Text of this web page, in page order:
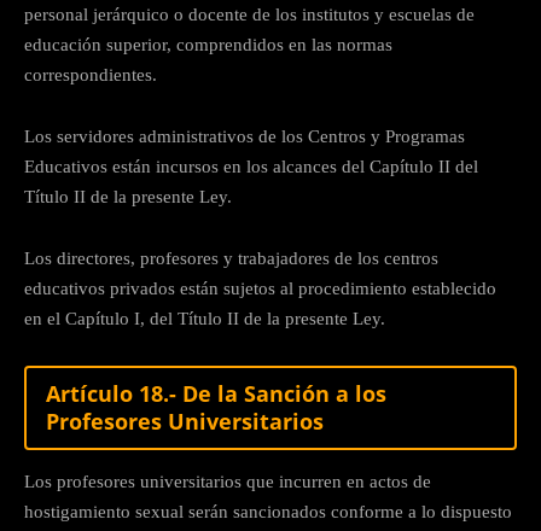
personal jerárquico o docente de los institutos y escuelas de
educación superior, comprendidos en las normas
correspondientes.
Los servidores administrativos de los Centros y Programas
Educativos están incursos en los alcances del Capítulo II del
Título II de la presente Ley.
Los directores, profesores y trabajadores de los centros
educativos privados están sujetos al procedimiento establecido
en el Capítulo I, del Título II de la presente Ley.
Artículo 18.- De la Sanción a los
Profesores Universitarios
Los profesores universitarios que incurren en actos de
hostigamiento sexual serán sancionados conforme a lo dispuesto